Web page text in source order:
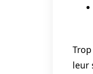
leur